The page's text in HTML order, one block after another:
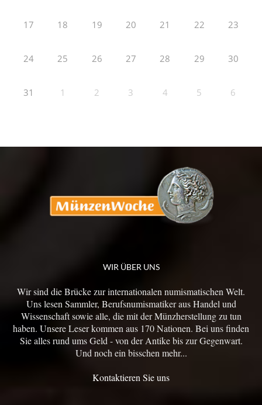
17 18 19 20 21 22 23
24 25 26 27 28 29 30
31 1 2 3 4 5 6
WIR ÜBER UNS
Wir sind die Brücke zur internationalen numismatischen Welt.
Uns lesen Sammler, Berufsnumismatiker aus Handel und
Wissenschaft sowie alle, die mit der Münzherstellung zu tun
haben. Unsere Leser kommen aus 170 Nationen. Bei uns finden
Sie alles rund ums Geld - von der Antike bis zur Gegenwart.
Und noch ein bisschen mehr...
Kontaktieren Sie uns